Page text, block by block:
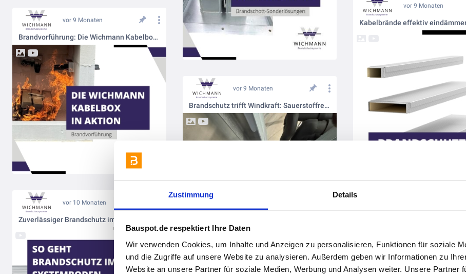
Zustimmung Details
Bauspot.de respektiert Ihre Daten
Wir verwenden Cookies, um Inhalte und Anzeigen zu personalisieren, Funktionen für soziale
und die Zugriffe auf unsere Website zu analysieren. Außerdem geben wir Informationen zu
Website an unsere Partner für soziale Medien, Werbung und Analysen weiter. Unsere Partner
vor 9 Monaten
vor 9 Monaten
Brandvorführung: Die Wichmann Kabelbox in Aktion
vor 9 Monaten
Brandschutz trifft Windkraft: Sauerstoffreduktion von Wichmann im Herzen der Energieerzeugung
vor 10 Monaten